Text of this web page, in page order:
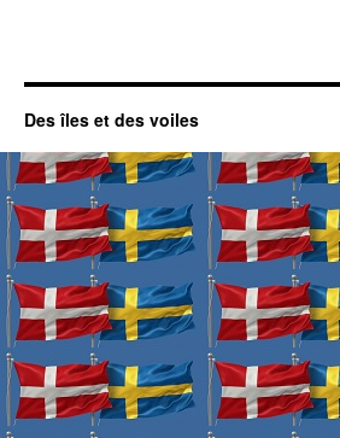
Des îles et des voiles